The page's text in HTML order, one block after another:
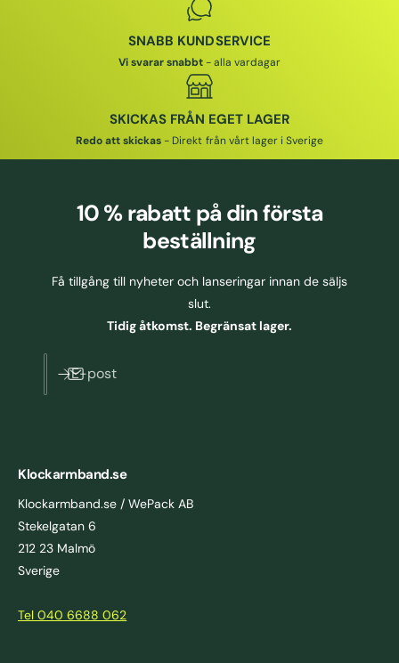
SNABB KUNDSERVICE
Vi svarar snabbt - alla vardagar
SKICKAS FRÅN EGET LAGER
Redo att skickas - Direkt från vårt lager i Sverige
10 % rabatt på din första
beställning
Få tillgång till nyheter och lanseringar innan de säljs
slut.
Tidig åtkomst. Begränsat lager.
E-post
Klockarmband.se
Klockarmband.se / WePack AB
Stekelgatan 6
212 23 Malmö
Sverige
Tel 040 6688 062